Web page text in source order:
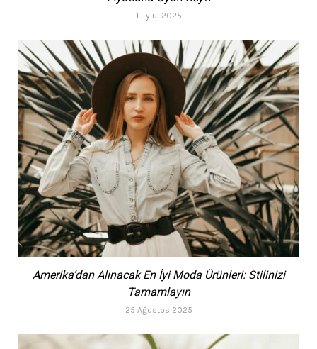
1 Eylül 2025
Amerika’dan Alınacak En İyi Moda Ürünleri: Stilinizi
Tamamlayın
25 Ağustos 2025